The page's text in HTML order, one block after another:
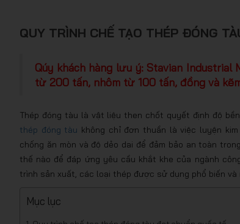
QUY TRÌNH CHẾ TẠO THÉP ĐÓNG
Qúy khách hàng lưu ý: Stavian
từ 200 tấn, nhôm từ 100 tấn, đồng và
Thép đóng tàu là vật liệu then chốt quyết định độ
thép đóng tàu không chỉ đơn thuần là việc luyện
chống ăn mòn và độ dẻo dai để đảm bảo an toàn
thế nào để đáp ứng yêu cầu khắt khe của ngành
trình sản xuất, các loại thép được sử dụng phổ biến
Mục lục